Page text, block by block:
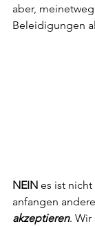
aber,
Beleidigungen
NEIN es ist
anfangen
akzeptieren. Wir